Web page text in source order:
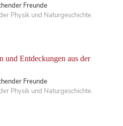
Freunde
Physik und Naturgeschichte.
und Entdeckungen aus der
Freunde
Physik und Naturgeschichte.